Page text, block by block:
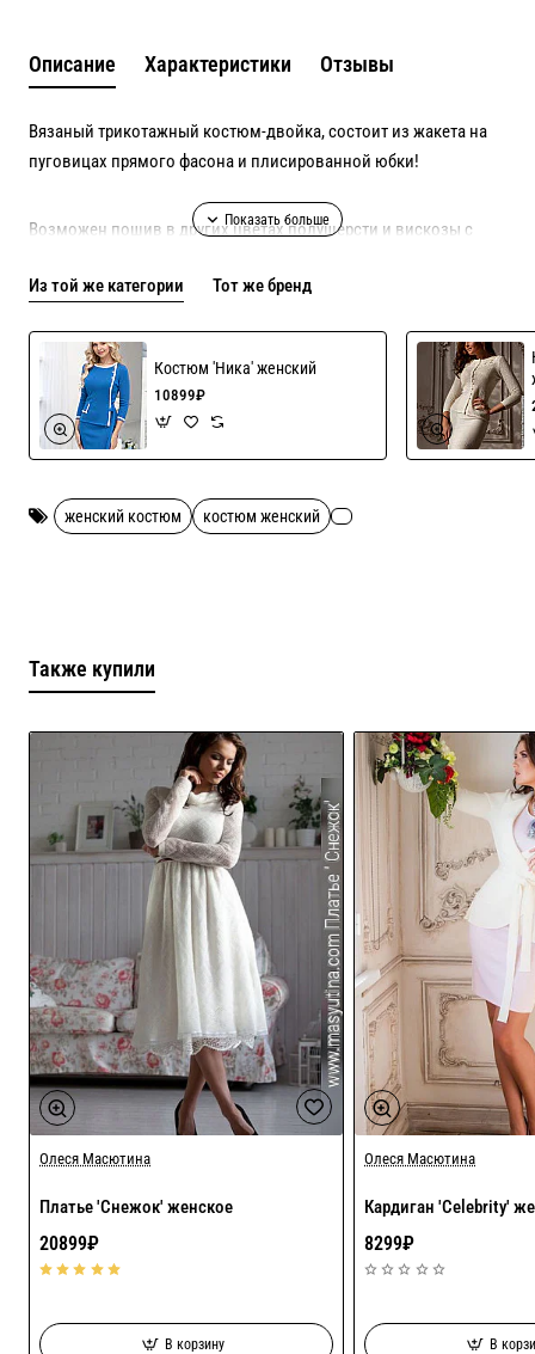
Описание Характеристики Отзывы
Вязаный трикотажный костюм-двойка, состоит из жакета на
пуговицах прямого фасона и плисированной юбки!
Возможен пошив в других цветах полушерсти и вискозы с
Брошь как на фото представлена для примера, собственность
стилиста!
Из той же категории Тот же бренд
Костюм 'Ника' женский
10899₽
женский костюм костюм женский
Также купили
Олеся Масютина
Платье 'Снежок' женское
20899₽
В корзину
Олеся Масютина
Кардиган 'Celebrity'
8299₽
В